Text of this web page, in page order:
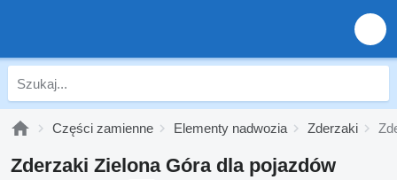
Części zamienne Elementy nadwozia Zderzaki
Zderzaki Zielona Góra dla pojazdów